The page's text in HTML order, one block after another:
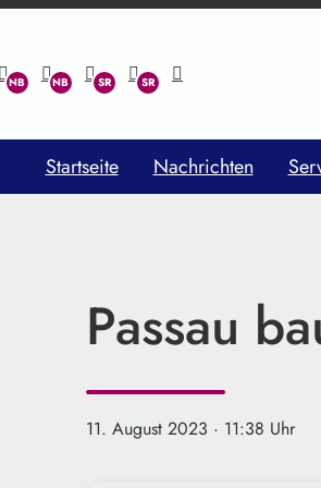
Startseite Nachrichten
Passau
11. August 2023 · 11:38 Uhr